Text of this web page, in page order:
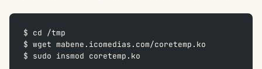
$ cd /tmp
$ wget mabene.icomedias.com/coretemp.ko
$ sudo insmod coretemp.ko